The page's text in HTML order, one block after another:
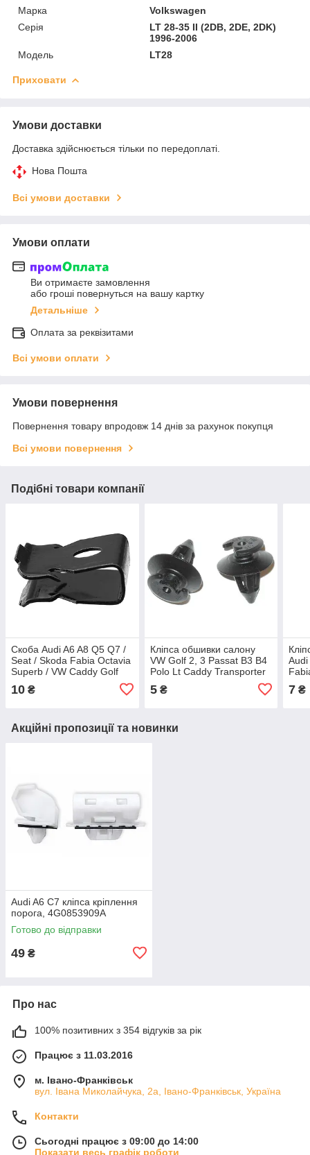
Марка
Volkswagen
Серія
LT 28-35 II (2DB, 2DE, 2DK)
1996-2006
Модель
LT28
Приховати
Умови доставки
Доставка здійснюється тільки по передоплаті.
Нова Пошта
Всі умови доставки
Умови оплати
Ви отримаєте замовлення
або гроші повернуться на вашу картку
Детальніше
Оплата за реквізитами
Всі умови оплати
Умови повернення
Повернення товару впродовж 14 днів за рахунок покупця
Всі умови повернення
Подібні товари компанії
Скоба Audi A6 A8 Q5 Q7 /
Seat / Skoda Fabia Octavia
Superb / VW Caddy Golf
Passat Polo Tiguan Touran
(16517)
10 ₴
Кліпса обшивки салону
VW Golf 2, 3 Passat B3 B4
Polo Lt Caddy Transporter
823867299
5₴
Audi
7 ₴
Акційні пропозиції та новинки
Audi A6 C7 кліпса кріплення
порога, 4G0853909A
Готово до відправки
49 ₴
Про нас
100% позитивних з 354 відгуків за рік
Працює з 11.03.2016
м. Івано-Франківськ
вул. Івана Миколайчука, 2а, Івано-Франківськ, Україна
Контакти
Сьогодні працює з 09:00 до 14:00
Показати весь графік роботи